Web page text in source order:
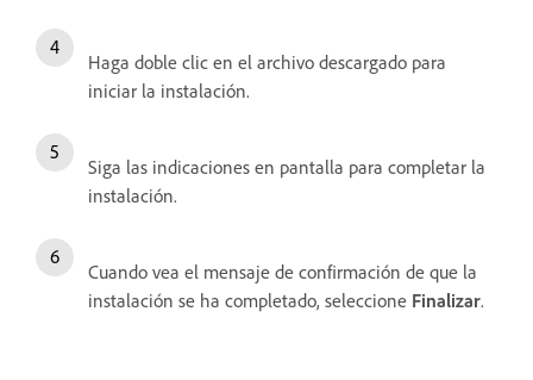
Haga doble clic en el archivo descargado para
iniciar la instalación.
Siga las indicaciones en pantalla para completar la
instalación.
Cuando vea el mensaje de confirmación de que la
instalación se ha completado, seleccione Finalizar.